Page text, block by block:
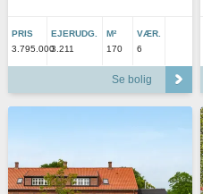
PRIS
3.795.000
EJERUDG.
3.211
M²
170
VÆR.
6
Se bolig